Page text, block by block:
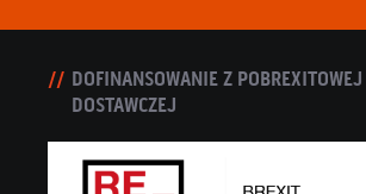
DOFINANSOWANIE Z POBREXITOWEJ
DOSTAWCZEJ